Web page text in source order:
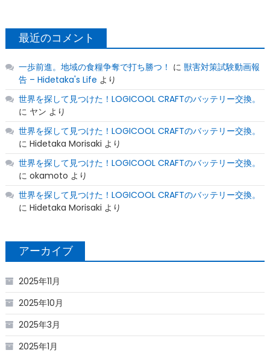
最近のコメント
一歩前進。地域の食糧争奪で打ち勝つ！ に 獣害対策試験動画報
告 – Hidetaka's Life より
世界を探して見つけた！LOGICOOL CRAFTのバッテリー交換。
に ヤン より
世界を探して見つけた！LOGICOOL CRAFTのバッテリー交換。
に Hidetaka Morisaki より
世界を探して見つけた！LOGICOOL CRAFTのバッテリー交換。
に okamoto より
世界を探して見つけた！LOGICOOL CRAFTのバッテリー交換。
に Hidetaka Morisaki より
アーカイブ
2025年11月
2025年10月
2025年3月
2025年1月